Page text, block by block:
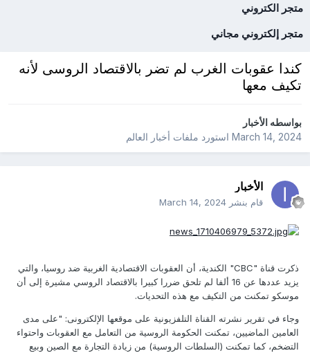
متجر الكتروني
متجر إلكتروني مجاني
كندا عقوبات الغرب لم تضر بالاقتصاد الروسى لأنه
تكيف معها
بواسطهالأخبار
March 14, 2024استورد ملفات أخبار العالم
الأخبار
قام بنشر March 14, 2024
ذكرت قناة "CBC" الكندية، أن العقوبات الاقتصادية الغربية ضد روسيا، والتي
يزيد عددها عن 16 ألفا لم تلحق ضررا كبيرا بالاقتصاد الروسي مشيرة إلى أن
موسكو تمكنت من التكيف مع هذه التحديات.
وجاء في تقرير نشرته القناة التلفزيونية على موقعها الإلكترونى: "على مدى
العامين الماضيين، تمكنت الحكومة الروسية من التعامل مع العقوبات واحتواء
التضخم، كما تمكنت (السلطات الروسية) من زيادة التجارة مع الصين وبيع